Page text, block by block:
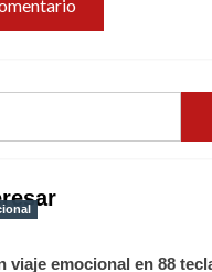
viaje emocional en 88